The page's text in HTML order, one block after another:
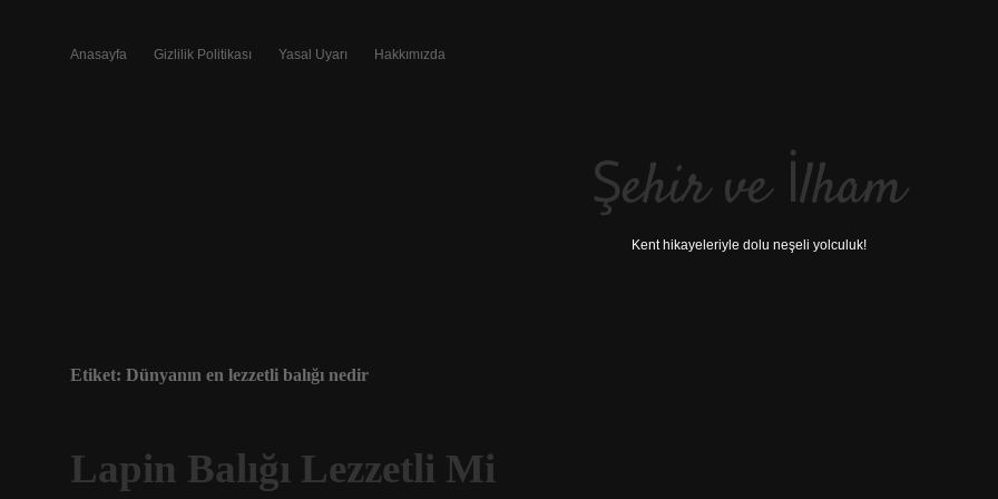
Anasayfa Gizlilik Politikası Yasal Uyarı Hakkımızda
Şehir ve İlham
Kent hikayeleriyle dolu neşeli yolculuk!
Etiket: Dünyanın en lezzetli balığı nedir
Lapin Balığı Lezzetli Mi